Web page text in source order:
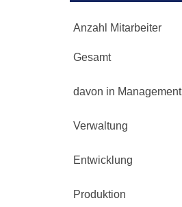
Anzahl Mitarbeiter
Gesamt
davon in Management
Verwaltung
Entwicklung
Produktion